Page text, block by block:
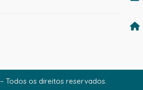
– Todos os direitos reservados.